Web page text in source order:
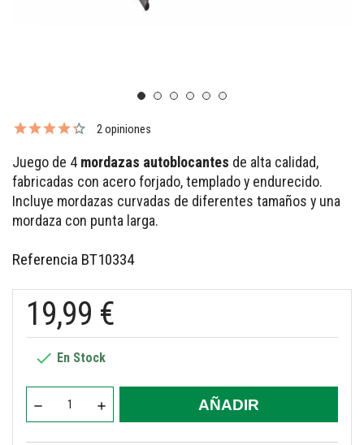
2 opiniones
Juego de 4 mordazas autoblocantes de alta calidad,
fabricadas con acero forjado, templado y endurecido.
Incluye mordazas curvadas de diferentes tamaños y una
mordaza con punta larga.
Referencia BT10334
19,99 €
 En Stock
AÑADIR